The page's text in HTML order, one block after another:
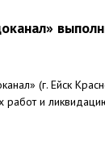
(г. Ейск
работ и